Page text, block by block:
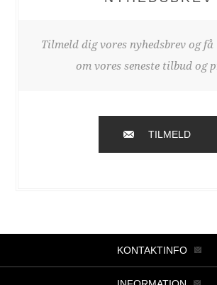
Tilmeld dig vores nyhedsbrev og
om vores seneste tilbud og
TILMELD
KONTAKTINFO